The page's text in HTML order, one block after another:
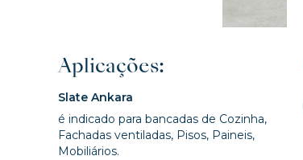
Aplicações:
Slate Ankara
é indicado para bancadas de Cozinha,
Fachadas ventiladas, Pisos, Paineis,
Mobiliários.